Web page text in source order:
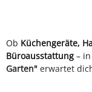
Ob Küchengeräte,
Büroausstattung –
Garten" erwartet